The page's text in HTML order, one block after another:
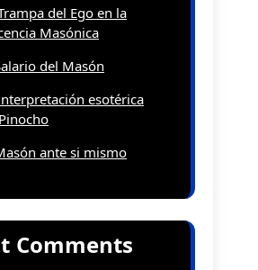
del Ego en la
Masónica
del Masón
esotérica
ante si mismo
Comments